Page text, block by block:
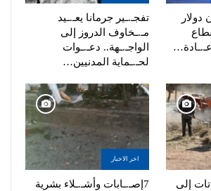
مليون دولار
تفجـ.ـير جرمانا يعـ.ـيد
مـ.ـخاوف الدروز إلى
الواجـ.ـهة.. دعـ.ـوات
لحـ.ـماية المدنيين…
إلى
اخر الاخبار
7إصـ.ـابات وأشـ.ـلاء بشرية